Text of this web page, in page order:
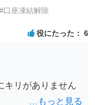
士に相談するこ
だいた事実関係
をされている可能
#口座凍結解除
役にたった 6
キリがありません